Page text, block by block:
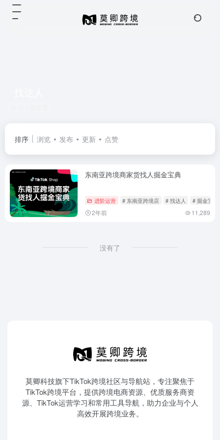
排序 浏览 发布 更新 点赞
东南亚跨境商家货找人掘金宝典
进阶运营 # 东南亚跨境店 # 找达人 # 掘金宝典
2年前 11,289
没有了
莫卿科技旗下TikTok跨境社区与导航站，专注聚焦于
TikTok跨境平台，提供跨境电商资源、优质服务商资
源、TikTok运营学习和常用工具导航，助力企业与个人
高效开展跨境业务。